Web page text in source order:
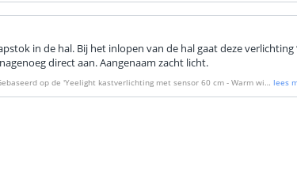
in de hal. Bij het inlopen van de hal gaat deze verlichting
direct aan. Aangenaam zacht licht.
op de 'Yeelight kastverlichting met sensor 60 cm - Warm wit l lees